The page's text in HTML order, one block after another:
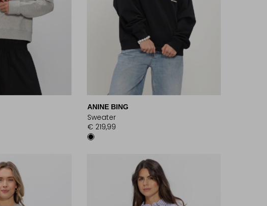
ANINE BING
Sweater
€ 219,99